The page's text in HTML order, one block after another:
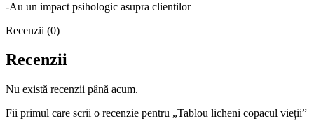
-Au un impact psihologic asupra clientilor
Recenzii (0)
Recenzii
Nu există recenzii până acum.
Fii primul care scrii o recenzie pentru „Tablou licheni copacul vieții”